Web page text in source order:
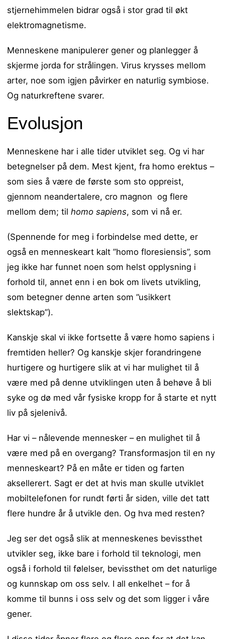
stjernehimmelen bidrar også i stor grad til økt
elektromagnetisme.
Menneskene manipulerer gener og planlegger å
skjerme jorda for strålingen. Virus krysses mellom
arter, noe som igjen påvirker en naturlig symbiose.
Og naturkreftene svarer.
Evolusjon
Menneskene har i alle tider utviklet seg. Og vi har
betegnelser på dem. Mest kjent, fra homo erektus –
som sies å være de første som sto oppreist,
gjennom neandertalere, cro magnon og flere
mellom dem; tilhomo sapiens, som vi nå er.
(Spennende for meg i forbindelse med dette, er
også en menneskeart kalt ”homo floresiensis”, som
jeg ikke har funnet noen som helst opplysning i
forhold til, annet enn i en bok om livets utvikling,
som betegner denne arten som ”usikkert
slektskap”).
Kanskje skal vi ikke fortsette å være homo sapiens i
fremtiden heller? Og kanskje skjer forandringene
hurtigere og hurtigere slik at vi har mulighet til å
være med på denne utviklingen uten å behøve å bli
syke og dø med vår fysiske kropp for å starte et nytt
liv på sjelenivå.
Har vi – nålevende mennesker – en mulighet til å
være med på en overgang? Transformasjon til en ny
menneskeart? På en måte er tiden og farten
aksellerert. Sagt er det at hvis man skulle utviklet
mobiltelefonen for rundt førti år siden, ville det tatt
flere hundre år å utvikle den. Og hva med resten?
Jeg ser det også slik at menneskenes bevissthet
utvikler seg, ikke bare i forhold til teknologi, men
også i forhold til følelser, bevissthet om det naturlige
og kunnskap om oss selv. I all enkelhet – for å
komme til bunns i oss selv og det som ligger i våre
gener.